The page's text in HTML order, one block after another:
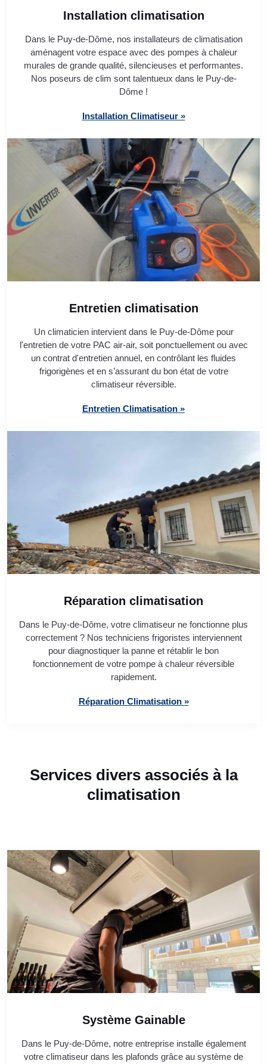
Installation climatisation
Dans le Puy-de-Dôme, nos installateurs de climatisation
aménagent votre espace avec des pompes à chaleur
murales de grande qualité, silencieuses et performantes.
Nos poseurs de clim sont talentueux dans le Puy-de-
Dôme !
Installation Climatiseur »
Entretien climatisation
Un climaticien intervient dans le Puy-de-Dôme pour
l'entretien de votre PAC air-air, soit ponctuellement ou avec
un contrat d'entretien annuel, en contrôlant les fluides
frigorigènes et en s’assurant du bon état de votre
climatiseur réversible.
Entretien Climatisation »
Réparation climatisation
Dans le Puy-de-Dôme, votre climatiseur ne fonctionne plus
correctement ? Nos techniciens frigoristes interviennent
pour diagnostiquer la panne et rétablir le bon
fonctionnement de votre pompe à chaleur réversible
rapidement.
Réparation Climatisation »
Services divers associés à la
climatisation
Système Gainable
Dans le Puy-de-Dôme, notre entreprise installe également
votre climatiseur dans les plafonds grâce au système de